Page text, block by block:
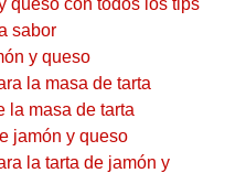
queso con todos los tips
sabor
y queso
la masa de tarta
la masa de tarta
jamón y queso
la tarta de jamón y